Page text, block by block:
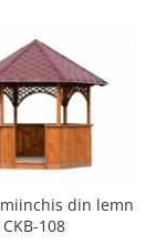
din lemn
CKB-108